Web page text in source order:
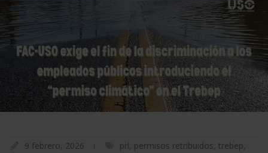
9 febrero, 2026 prl, permisos retribuidos, trebep,